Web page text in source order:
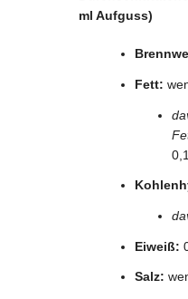
ml Aufguss)
Fett:
Eiweiß:
Salz: